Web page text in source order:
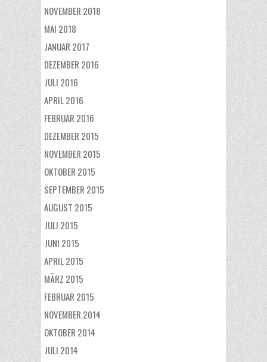
NOVEMBER 2018
MAI 2018
JANUAR 2017
DEZEMBER 2016
JULI 2016
APRIL 2016
FEBRUAR 2016
DEZEMBER 2015
NOVEMBER 2015
OKTOBER 2015
SEPTEMBER 2015
AUGUST 2015
JULI 2015
JUNI 2015
APRIL 2015
MÄRZ 2015
FEBRUAR 2015
NOVEMBER 2014
OKTOBER 2014
JULI 2014